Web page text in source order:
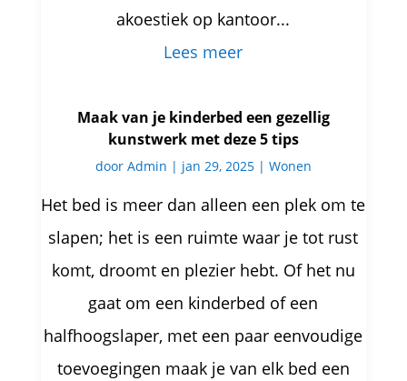
akoestiek op kantoor...
Lees meer
Maak van je kinderbed een gezellig
kunstwerk met deze 5 tips
door Admin | jan 29, 2025| Wonen
Het bed is meer dan alleen een plek om te
slapen; het is een ruimte waar je tot rust
komt, droomt en plezier hebt. Of het nu
gaat om een kinderbed of een
halfhoogslaper, met een paar eenvoudige
toevoegingen maak je van elk bed een